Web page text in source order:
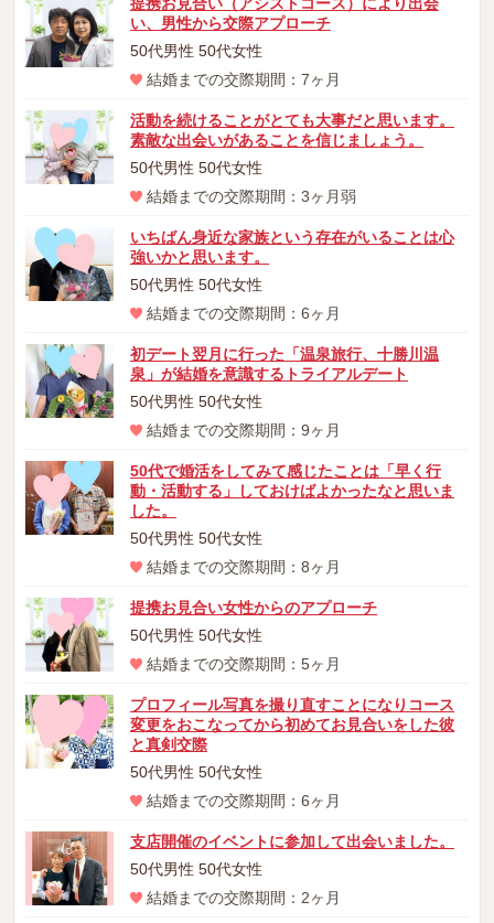
い、男性から交際アプローチ
50代男性 50代女性
結婚までの交際期間：7ヶ月
活動を続けることがとても大事だと思います。
素敵な出会いがあることを信じましょう。
50代男性 50代女性
結婚までの交際期間：3ヶ月弱
いちばん身近な家族という存在がいることは心
強いかと思います。
50代男性 50代女性
結婚までの交際期間：6ヶ月
初デート翌月に行った「温泉旅行、十勝川温
泉」が結婚を意識するトライアルデート
50代男性 50代女性
結婚までの交際期間：9ヶ月
50代で婚活をしてみて感じたことは「早く行
動・活動する」しておけばよかったなと思いま
した。
50代男性 50代女性
結婚までの交際期間：8ヶ月
提携お見合い女性からのアプローチ
50代男性 50代女性
結婚までの交際期間：5ヶ月
プロフィール写真を撮り直すことになりコース
変更をおこなってから初めてお見合いをした彼
と真剣交際
50代男性 50代女性
結婚までの交際期間：6ヶ月
支店開催のイベントに参加して出会いました。
50代男性 50代女性
結婚までの交際期間：2ヶ月